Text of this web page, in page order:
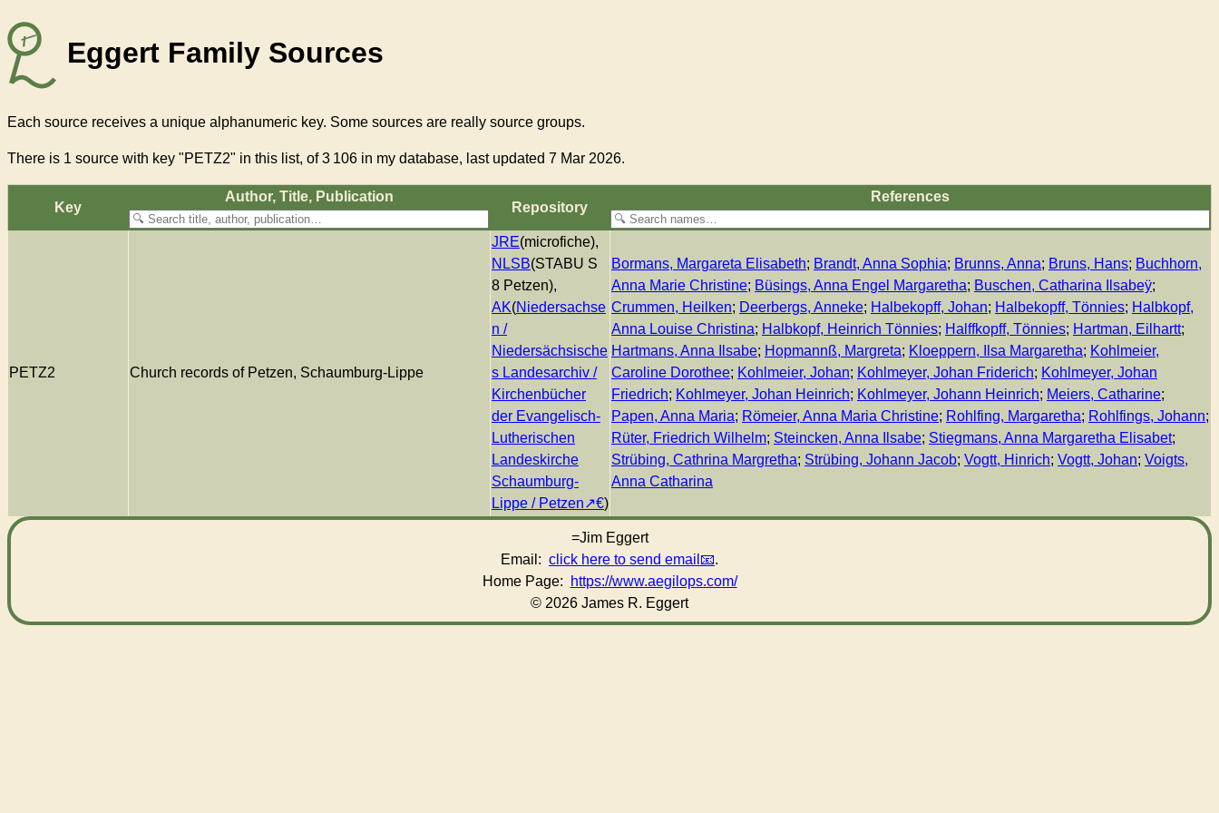
Eggert Family Sources
Each source receives a unique alphanumeric key. Some sources are really source groups.
There is 1 source with key "PETZ2" in this list, of3 106 in my database, last updated 7 Mar 2026.
Key
Author, Title, Pub­li­ca­tion
Re­pos­i­to­ry
References
PETZ2 Church records of Petzen, Schaumburg-Lippe
JRE(microfiche),
NLSB(STABU S
8 Petzen),
AK(Niedersachse
n /
Niedersächsische
s Landesarchiv /
Kirchenbücher
der Evangelisch-
Lutherischen
Landeskirche
Schaumburg-
Lippe / Petzen
)
Bormans, Margareta Elisabeth; Brandt, Anna Sophia; Brunns, Anna; Bruns, Hans; Buchhorn,
Anna Marie Christine; Büsings, Anna Engel Margaretha; Buschen, Catharina Ilsabeÿ;
Crummen, Heilken; Deerbergs, Anneke; Halbekopff, Johan; Halbekopff, Tönnies; Halbkopf,
Anna Louise Christina; Halbkopf, Heinrich Tönnies; Halffkopff, Tönnies; Hartman, Eilhartt;
Hartmans, Anna Ilsabe; Hopmannß, Margreta; Kloeppern, Ilsa Margaretha; Kohlmeier,
Caroline Dorothee; Kohlmeier, Johan; Kohlmeyer, Johan Friderich; Kohlmeyer, Johan
Friedrich; Kohlmeyer, Johan Heinrich; Kohlmeyer, Johann Heinrich; Meiers, Catharine;
Papen, Anna Maria; Römeier, Anna Maria Christine; Rohlfing, Margaretha; Rohlfings, Johann;
Rüter, Friedrich Wilhelm; Steincken, Anna Ilsabe; Stiegmans, Anna Margaretha Elisabet;
Strübing, Cathrina Margretha; Strübing, Johann Jacob; Vogtt, Hinrich; Vogtt, Johan; Voigts,
Anna Catharina
=Jim Eggert
Email: click here to send email
.
Home Page:
https://www.aegilops.com/
© 2026 James R. Eggert